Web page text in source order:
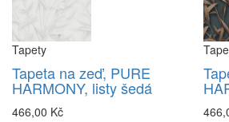
Tapety
Tapeta na zeď, PURE
HARMONY, listy šedá
466,00 Kč